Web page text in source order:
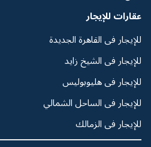
عقارات للإيجار
للإيجار فى القاهرة الجديدة
للإيجار فى الشيخ زايد
للإيجار فى هليوبوليس
للإيجار فى الساحل الشمالي
للإيجار فى الزمالك